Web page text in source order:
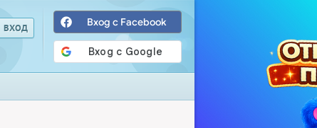
Вход с Facebook